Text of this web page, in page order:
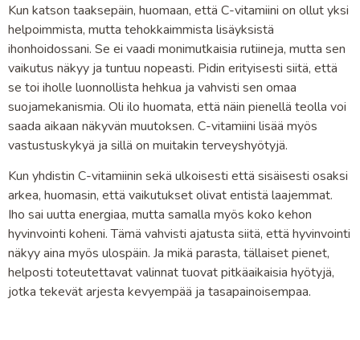
Kun katson taaksepäin, huomaan, että C-vitamiini on ollut yksi
helpoimmista, mutta tehokkaimmista lisäyksistä
ihonhoidossani. Se ei vaadi monimutkaisia rutiineja, mutta sen
vaikutus näkyy ja tuntuu nopeasti. Pidin erityisesti siitä, että
se toi iholle luonnollista hehkua ja vahvisti sen omaa
suojamekanismia. Oli ilo huomata, että näin pienellä teolla voi
saada aikaan näkyvän muutoksen. C-vitamiini lisää myös
vastustuskykyä ja sillä on muitakin terveyshyötyjä.
Kun yhdistin C-vitamiinin sekä ulkoisesti että sisäisesti osaksi
arkea, huomasin, että vaikutukset olivat entistä laajemmat.
Iho sai uutta energiaa, mutta samalla myös koko kehon
hyvinvointi koheni. Tämä vahvisti ajatusta siitä, että hyvinvointi
näkyy aina myös ulospäin. Ja mikä parasta, tällaiset pienet,
helposti toteutettavat valinnat tuovat pitkäaikaisia hyötyjä,
jotka tekevät arjesta kevyempää ja tasapainoisempaa.